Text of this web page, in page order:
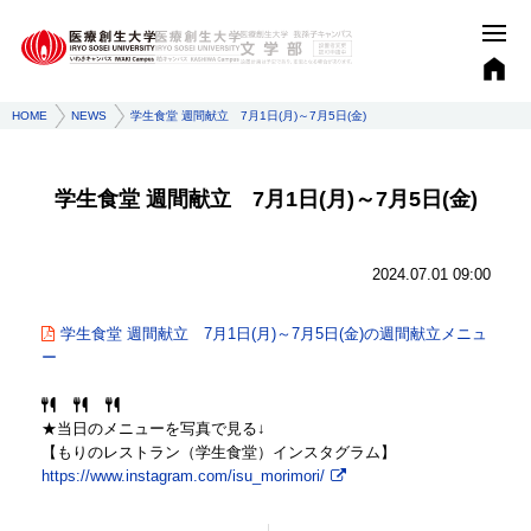
HOME NEWS 学生食堂 週間献立 7月1日(月)～7月5日(金)
学生食堂 週間献立 7月1日(月)～7月5日(金)
2024.07.01 09:00
学生食堂 週間献立 7月1日(月)～7月5日(金)の週間献立メニュ
ー
★当日のメニューを写真で見る↓
【もりのレストラン（学生食堂）インスタグラム】
https://www.instagram.com/isu_morimori/